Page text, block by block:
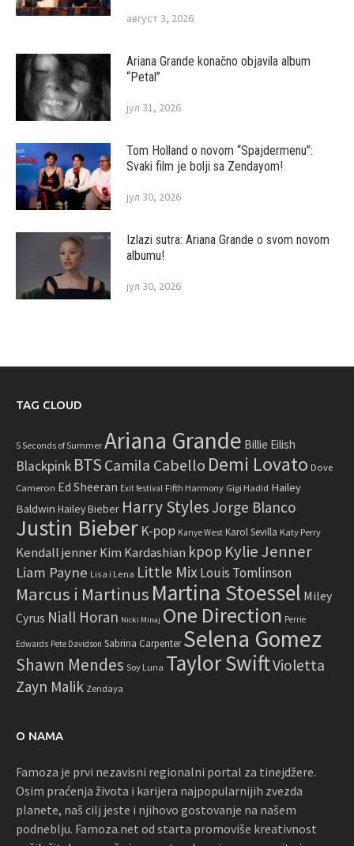
август 3, 2026
Ariana Grande konačno objavila album
“Petal”
јул 31, 2026
Tom Holland o novom “Spajdermenu”:
Svaki film je bolji sa Zendayom!
јул 30, 2026
Izlazi sutra: Ariana Grande o svom novom
albumu!
јул 30, 2026
TAG CLOUD
5 Seconds of Summer Ariana Grande Billie Eilish
Blackpink BTS Camila Cabello Demi Lovato Dove
Cameron Ed Sheeran Exit festival Fifth Harmony Gigi Hadid Hailey
Baldwin Hailey Bieber Harry Styles Jorge Blanco
Justin Bieber K-pop Kanye West Karol Sevilla Katy Perry
Kendall jenner Kim Kardashian kpop Kylie Jenner
Liam Payne Lisa i Lena Little Mix Louis Tomlinson
Marcus i Martinus Martina Stoessel Miley
Cyrus Niall Horan Nicki Minaj One Direction Perrie
Edwards Pete Davidson Sabrina Carpenter Selena Gomez
Shawn Mendes Soy Luna Taylor SwiftVioletta
Zayn Malik Zendaya
O NAMA
Famoza je prvi nezavisni regionalni portal za tinejdžere.
Osim praćenja života i karijera najpopularnijih zvezda
planete, naš cilj jeste i njihovo gostovanje na našem
podneblju. Famoza.net od starta promoviše kreativnost